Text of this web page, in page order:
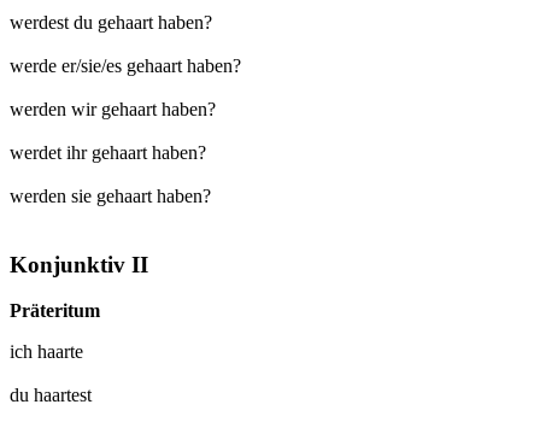
werdest du gehaart haben?
werde er/sie/es gehaart haben?
werden wir gehaart haben?
werdet ihr gehaart haben?
werden sie gehaart haben?
Konjunktiv II
Präteritum
ich haarte
du haartest